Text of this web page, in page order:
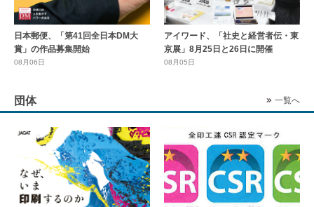
日本郵便、「第41回全日本DM大
賞」の作品募集開始
08月06日
アイワード、「社史と経営者伝・東
京展」8月25日と26日に開催
08月05日
団体 一覧へ